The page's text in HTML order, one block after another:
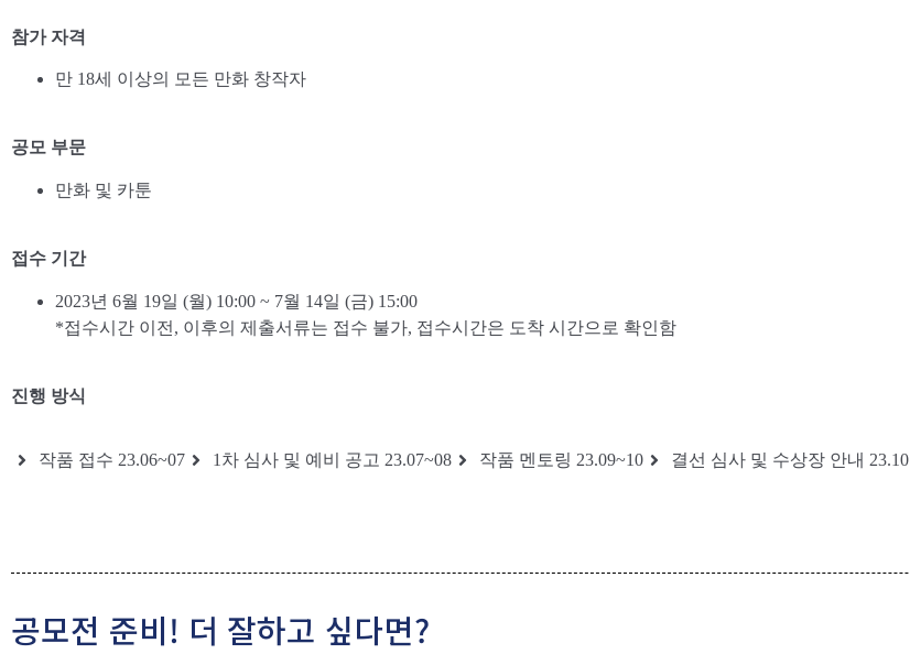
참가 자격
만 18세 이상의 모든 만화 창작자
공모 부문
만화 및 카툰
접수 기간
2023년 6월 19일 (월) 10:00 ~ 7월 14일 (금) 15:00
*접수시간 이전, 이후의 제출서류는 접수 불가, 접수시간은 도착 시간으로 확인함
진행 방식
작품 접수 23.06~07 1차 심사 및 예비 공고 23.07~08 작품 멘토링 23.09~10 결선 심사 및 수상장 안내 23.10
공모전 준비! 더 잘하고 싶다면?